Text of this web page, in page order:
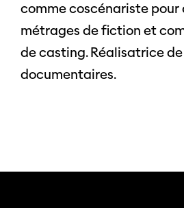
comme coscénariste pour
métrages de fiction et
de casting. Réalisatrice
documentaires.